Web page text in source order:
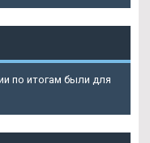
по итогам были для